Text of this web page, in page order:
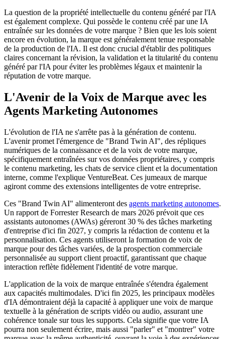
La question de la propriété intellectuelle du contenu généré par l'IA
est également complexe. Qui possède le contenu créé par une IA
entraînée sur les données de votre marque ? Bien que les lois soient
encore en évolution, la marque est généralement tenue responsable
de la production de l'IA. Il est donc crucial d'établir des politiques
claires concernant la révision, la validation et la titularité du contenu
généré par l'IA pour éviter les problèmes légaux et maintenir la
réputation de votre marque.
L'Avenir de la Voix de Marque avec les
Agents Marketing Autonomes
L'évolution de l'IA ne s'arrête pas à la génération de contenu.
L'avenir promet l'émergence de "Brand Twin AI", des répliques
numériques de la connaissance et de la voix de votre marque,
spécifiquement entraînées sur vos données propriétaires, y compris
le contenu marketing, les chats de service client et la documentation
interne, comme l'explique VentureBeat. Ces jumeaux de marque
agiront comme des extensions intelligentes de votre entreprise.
Ces "Brand Twin AI" alimenteront des agents marketing autonomes.
Un rapport de Forrester Research de mars 2026 prévoit que ces
assistants autonomes (AWAs) géreront 30 % des tâches marketing
d'entreprise d'ici fin 2027, y compris la rédaction de contenu et la
personnalisation. Ces agents utiliseront la formation de voix de
marque pour des tâches variées, de la prospection commerciale
personnalisée au support client proactif, garantissant que chaque
interaction reflète fidèlement l'identité de votre marque.
L'application de la voix de marque entraînée s'étendra également
aux capacités multimodales. D'ici fin 2025, les principaux modèles
d'IA démontraient déjà la capacité à appliquer une voix de marque
textuelle à la génération de scripts vidéo ou audio, assurant une
cohérence tonale sur tous les supports. Cela signifie que votre IA
pourra non seulement écrire, mais aussi "parler" et "montrer" votre